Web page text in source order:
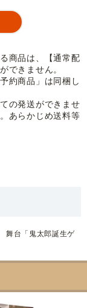
商品は、【通常配
できません。
約商品」は同梱し
の発送ができませ
あらかじめ送料等
台「鬼太郎誕生ゲ